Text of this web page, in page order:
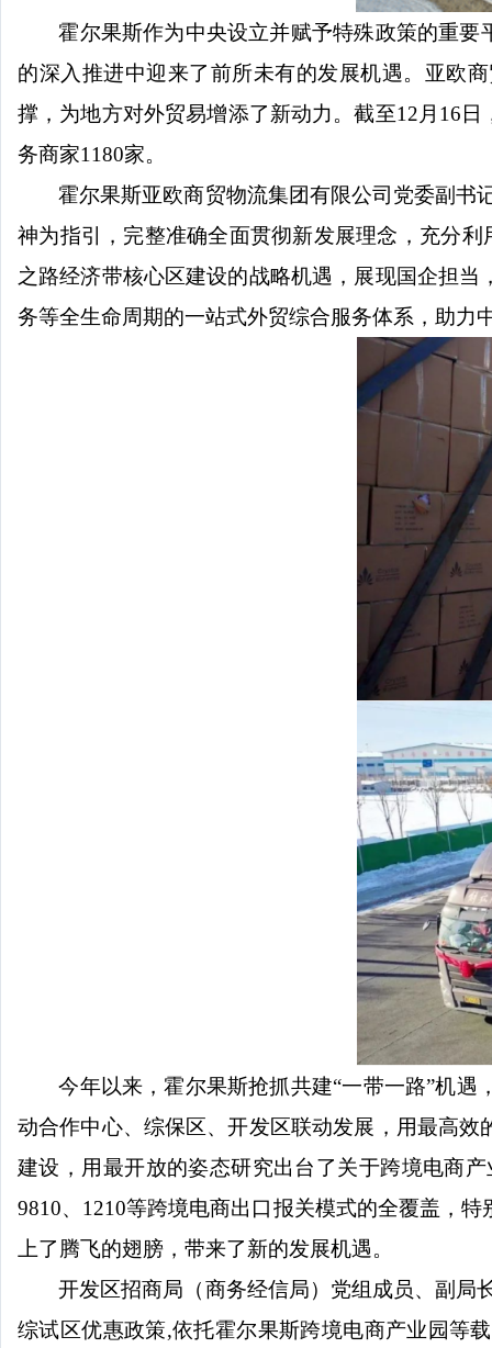
霍尔果斯作为中央设立并赋予特殊政策的重
的深入推进中迎来了前所未有的发展机遇。亚欧
撑，为地方对外贸易增添了新动力。截至12 月 16 日
务商家1180家。
霍尔果斯亚欧商贸物流集团有限公司党委副书
神为指引，完整准确全面贯彻新发展理念，充分利
之路经济带核心区建设的战略机遇，展现国企担
务等全生命周期的一站式外贸综合服务体系，助力
今年以来，霍尔果斯抢抓共建“一带一路”机遇
动合作中心、综保区、开发区联动发展，用最高
建设，用最开放的姿态研究出台了关于跨境电商
9810、 1210等跨境电商出口报关模式的全覆盖，特
上了腾飞的翅膀，带来了新的发展机遇。
开发区招商局（商务经信局）党组成员、副局
综试区优惠政策,依托霍尔果斯跨境电商产业园等